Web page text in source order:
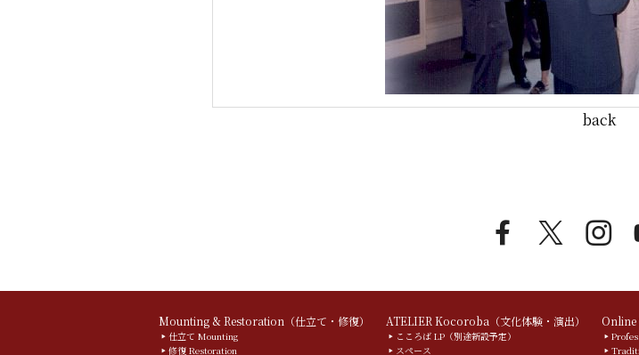
back
Mounting & Restoration（仕立て・修復）
仕立て Mounting
修復 Restoration
ATELIER Kocoroba（文化体験・演出）
こころば LP（別途新設予定）
スペース
Online